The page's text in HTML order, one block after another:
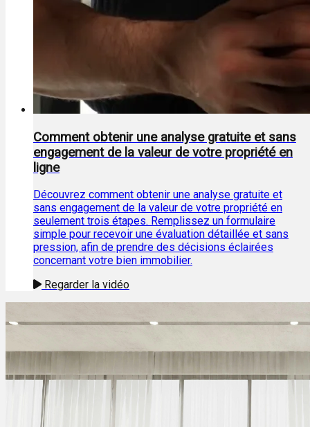
Comment obtenir une analyse gratuite et sans
engagement de la valeur de votre propriété en
ligne
Découvrez comment obtenir une analyse gratuite et
sans engagement de la valeur de votre propriété en
seulement trois étapes. Remplissez un formulaire
simple pour recevoir une évaluation détaillée et sans
pression, afin de prendre des décisions éclairées
concernant votre bien immobilier.
Regarder la vidéo